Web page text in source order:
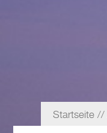
Startseite